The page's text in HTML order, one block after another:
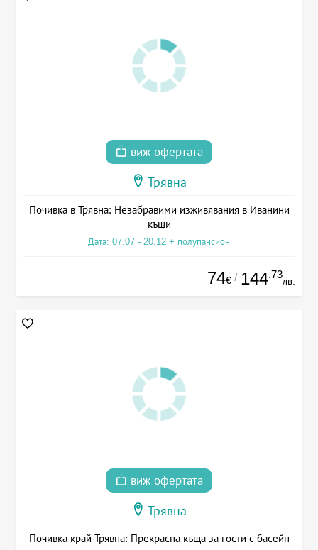
виж офертата
Трявна
Почивка в Трявна: Незабравими изживявания в Иванини
къщи
Дата: 07.07 - 20.12 + полупансион
74€ / 144.73
лв.
виж офертата
Трявна
Почивка край Трявна: Прекрасна къща за гости с басейн